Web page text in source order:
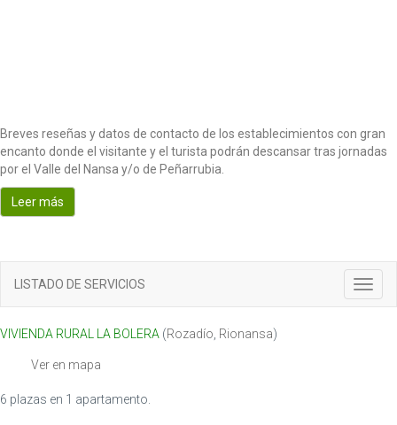
Breves reseñas y datos de contacto de los establecimientos con gran
encanto donde el visitante y el turista podrán descansar tras jornadas
por el Valle del Nansa y/o de Peñarrubia.
Leer más
LISTADO DE SERVICIOS
VIVIENDA RURAL LA BOLERA (Rozadío Rionansa)
Ver en mapa
6 plazas en 1 apartamento.